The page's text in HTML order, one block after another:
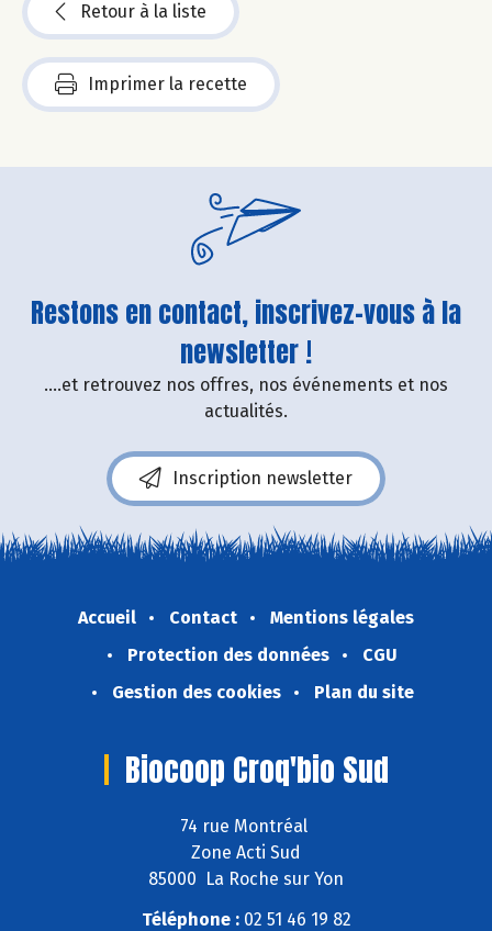
Retour à la liste
Imprimer la recette
Restons en contact, inscrivez-vous à la
newsletter !
....et retrouvez nos offres, nos événements et nos
actualités.
Inscription newsletter
Accueil Contact
Mentions légales
Protection des données
CGU
Gestion des cookies
Plan du site
Biocoop Croq'bio Sud
74 rue Montréal
Zone Acti Sud
85000 La Roche sur Yon
Téléphone :02 51 46 19 82